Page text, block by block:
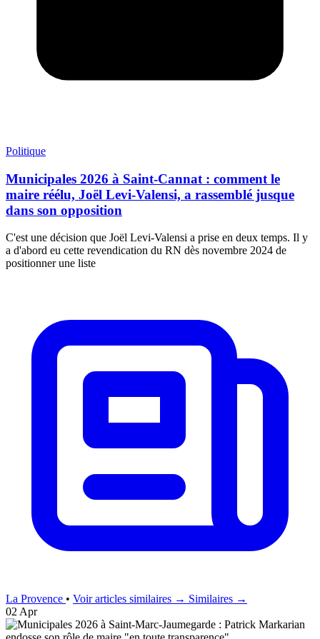
Politique
Municipales 2026 à Saint-Cannat : comment le
maire réélu, Joël Levi-Valensi, a rassemblé jusque
dans son opposition
C'est une décision que Joël Levi-Valensi a prise en deux temps. Il y
a d'abord eu cette revendication du RN dès novembre 2024 de
positionner une liste
La Provence • Voir articles similaires → Similaires →
02 Apr